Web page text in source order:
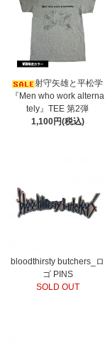
射守矢雄と平松学
『Men who work alterna
tely』TEE 第2弾
1,100円(税込)
bloodthirsty butchers_ロ
ゴ PINS
SOLD OUT